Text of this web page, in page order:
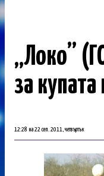
„Локо”
за
12:28 на 22 сеп. 2011, четвъртък